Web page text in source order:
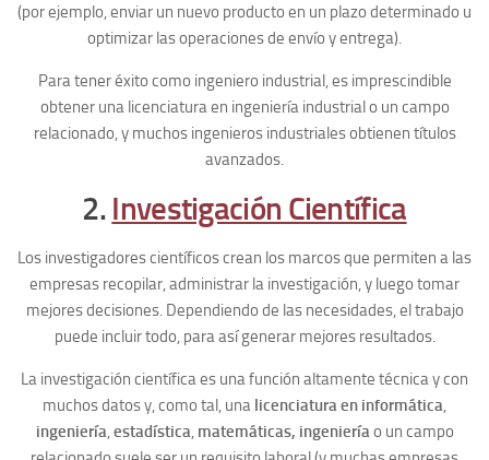
(por ejemplo, enviar un nuevo producto en un plazo determinado u
optimizar las operaciones de envío y entrega).
Para tener éxito como ingeniero industrial, es imprescindible
obtener una licenciatura en ingeniería industrial o un campo
relacionado, y muchos ingenieros industriales obtienen títulos
avanzados.
2. Investigación Científica
Los investigadores científicos crean los marcos que permiten a las
empresas recopilar, administrar la investigación, y luego tomar
mejores decisiones. Dependiendo de las necesidades, el trabajo
puede incluir todo, para así generar mejores resultados.
La investigación científica es una función altamente técnica y con
muchos datos y, como tal, una licenciatura en informática,
ingeniería,estadística, matemáticas, ingenieríao un campo